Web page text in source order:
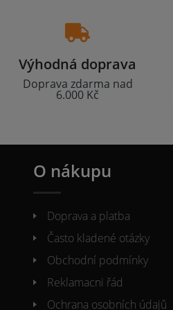
Výhodná doprava
Doprava zdarma nad
6.000 Kč
O nákupu
Doprava a platba
Často kladené otázky
Obchodní podmínky
Reklamacni řád
Ochrana osobních údajů